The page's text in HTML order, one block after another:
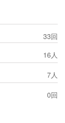
33回
16人
7人
0回